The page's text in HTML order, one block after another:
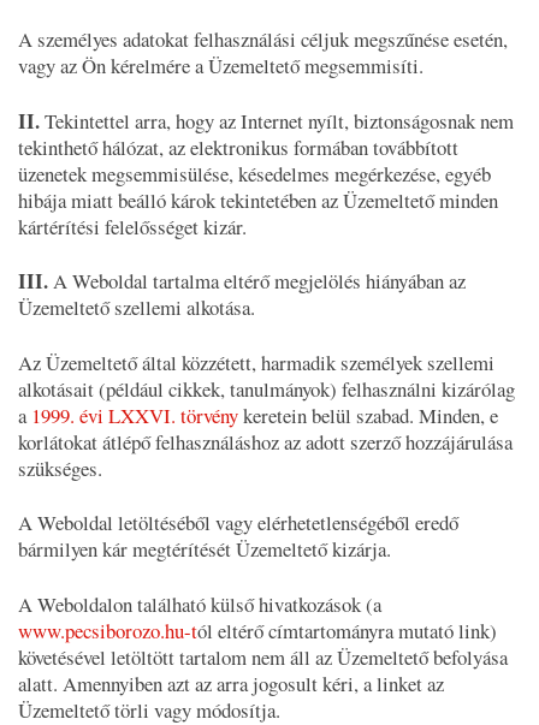
A személyes adatokat felhasználási céljuk megszűnése esetén,
vagy az Ön kérelmére a Üzemeltető megsemmisíti.
II.Tekintettel arra, hogy az Internet nyílt, biztonságosnak nem
tekinthető hálózat, az elektronikus formában továbbított
üzenetek megsemmisülése, késedelmes megérkezése, egyéb
hibája miatt beálló károk tekintetében az Üzemeltető minden
kártérítési felelősséget kizár.
III.A Weboldal tartalma eltérő megjelölés hiányában az
Üzemeltető szellemi alkotása.
Az Üzemeltető által közzétett, harmadik személyek szellemi
alkotásait (például cikkek, tanulmányok) felhasználni kizárólag
a 1999. évi LXXVI. törvénykeretein belül szabad. Minden, e
korlátokat átlépő felhasználáshoz az adott szerző hozzájárulása
szükséges.
A Weboldal letöltéséből vagy elérhetetlenségéből eredő
bármilyen kár megtérítését Üzemeltető kizárja.
A Weboldalon található külső hivatkozások (a
www.pecsiborozo.hu-tól eltérő címtartományra mutató link)
követésével letöltött tartalom nem áll az Üzemeltető befolyása
alatt. Amennyiben azt az arra jogosult kéri, a linket az
Üzemeltető törli vagy módosítja.